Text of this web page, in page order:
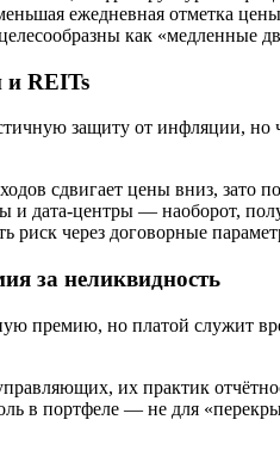
ежедневная отметка цены
как «медленные
и REITs
защиту от инфляции, но
сдвигает цены вниз,
и дата-центры — наоборот,
риск через договорные
за неликвидность
премию, но платой служит
их практик
в портфеле — не для